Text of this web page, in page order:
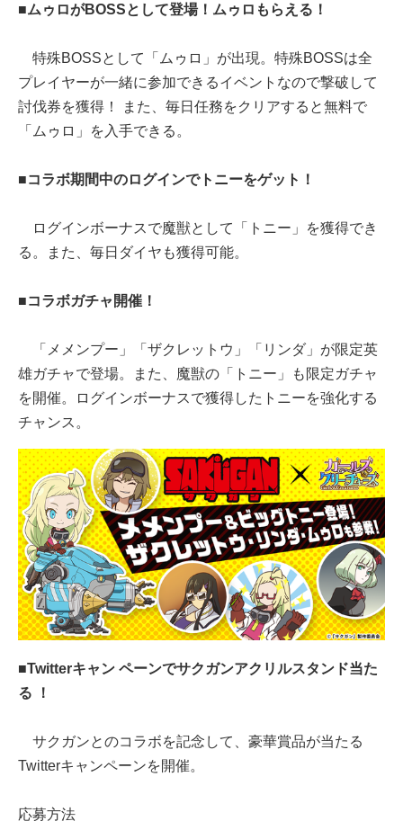
■ムゥロがBOSSとして登場！ムゥロもらえる！
特殊BOSSとして「ムゥロ」が出現。特殊BOSSは全
プレイヤーが一緒に参加できるイベントなので撃破して
討伐券を獲得！ また、毎日任務をクリアすると無料で
「ムゥロ」を入手できる。
■コラボ期間中のログインでトニーをゲット！
ログインボーナスで魔獣として「トニー」を獲得でき
る。また、毎日ダイヤも獲得可能。
■コラボガチャ開催！
「メメンプー」「ザクレットウ」「リンダ」が限定英
雄ガチャで登場。また、魔獣の「トニー」も限定ガチャ
を開催。ログインボーナスで獲得したトニーを強化する
チャンス。
■Twitterキャン ペーンでサクガンアクリルスタンド当た
る ！
サクガンとのコラボを記念して、豪華賞品が当たる
Twitterキャンペーンを開催。
応募方法